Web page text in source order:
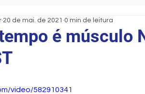
é músculo
20 de mai. de 2021 0 min de leitura
video/582910341